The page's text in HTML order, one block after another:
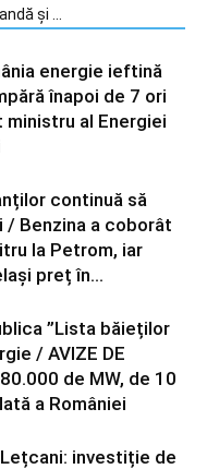
și ...
energie ieftină
înapoi de 7 ori
ministru al Energiei
continuă să
/ Benzina a coborât
la Petrom, iar
preț în...
”Lista băieților
/ AVIZE DE
80.000 de MW, de 10
a României
investiție de